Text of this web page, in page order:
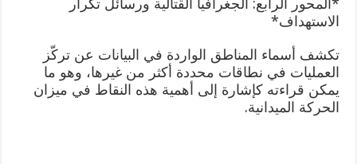
*المحور الرابع: الجغرافيا القتالية ورسائل تكرار
الاستهداف*
تكشف أسماء المناطق الواردة في البيانات عن تركّز
العمليات في نطاقات محددة أكثر من غيرها، وهو ما
يمكن قراءته كإشارة إلى أهمية هذه النقاط في ميزان
الحركة الميدانية.